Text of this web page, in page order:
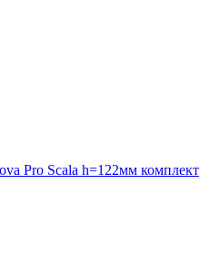
Pro Scala h=122мм комплект